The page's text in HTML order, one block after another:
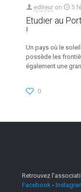
editeur on 5
Etudier au
!
Un pays où le
possède les
également une
0
Retrouvez
Facebook -